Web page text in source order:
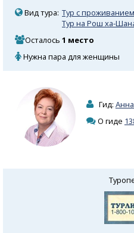
Вид тура: Тур с
Тур на Рош ха-
Осталось 1 место
Нужна пара для женщины
Гид:
О гиде